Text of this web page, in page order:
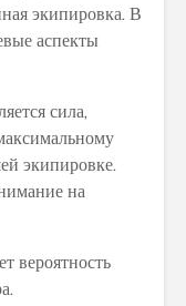
экипировка. В
аспекты
сила,
экипировке.
на
вероятность